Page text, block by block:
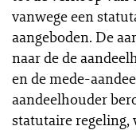
vanwege een
aangeboden. De
naar de de
en de mede-
aandeelhouder
statutaire regeling,